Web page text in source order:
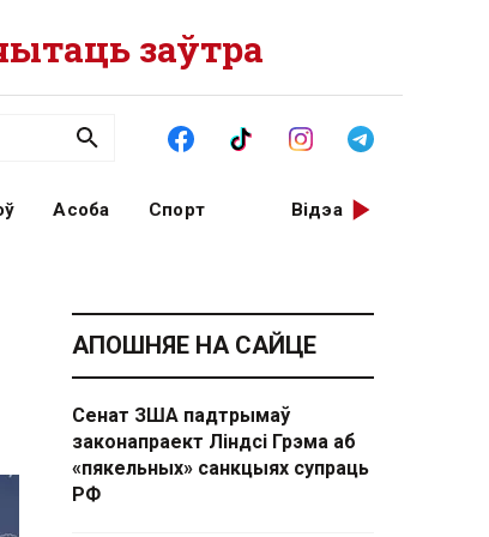
заўтра
Асоба Спорт Відэа
АПОШНЯЕ НА САЙЦЕ
Сенат ЗША падтрымаў
законапраект Ліндсі Грэма аб
«пякельных» санкцыях супраць
РФ